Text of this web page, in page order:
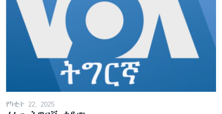
የካቲት 22, 2025